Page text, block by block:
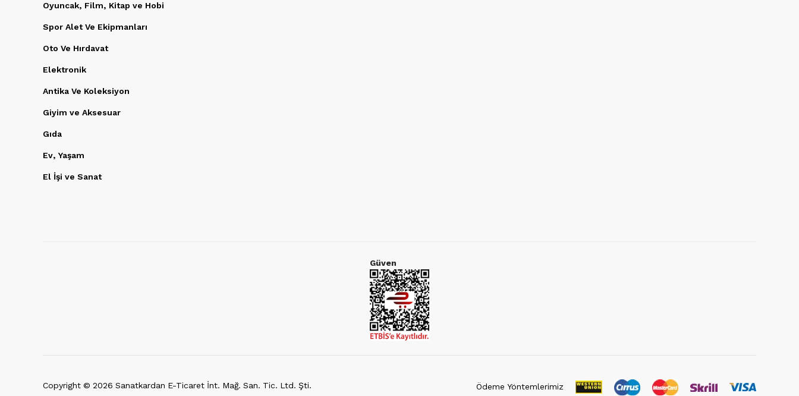
Oyuncak, Film, Kitap ve Hobi
Spor Alet Ve Ekipmanları
Oto Ve Hırdavat
Elektronik
Antika Ve Koleksiyon
Giyim ve Aksesuar
Gıda
Ev, Yaşam
El İşi ve Sanat
Güven
Copyright © 2026 Sanatkardan E-Ticaret İnt. Mağ. San. Tic. Ltd. Şti. Ödeme Yöntemlerimiz